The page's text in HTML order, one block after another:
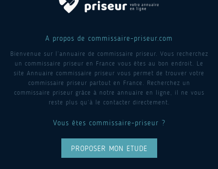
A propos de commissaire-priseur.com
Bienvenue sur l’annuaire de commissaire priseur. Vous recherchez
un commissaire priseur en France vous êtes au bon endroit. Le
site Annuaire commissaire priseur vous permet de trouver votre
commissaire priseur partout en France. Recherchez un
commissaire priseur grâce à notre annuaire en ligne, il ne vous
reste plus qu’à le contacter directement.
Vous êtes commissaire-priseur ?
PROPOSER MON ETUDE